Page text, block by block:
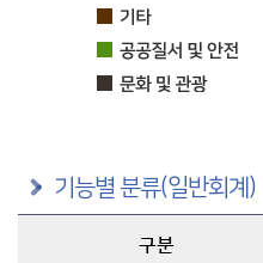
기능별 분류(일반회계)
구분